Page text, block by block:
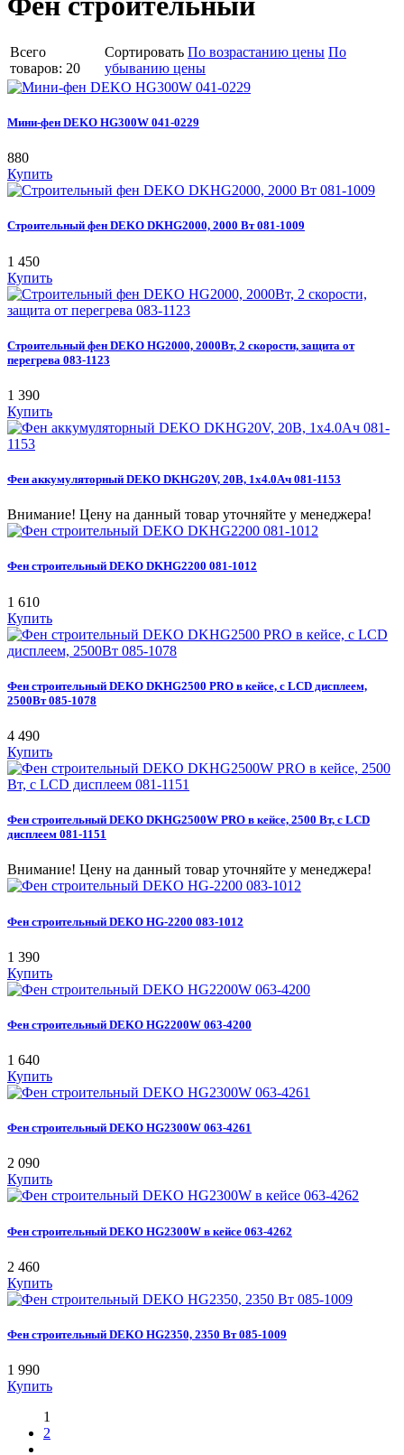
Всего
товаров: 20
Сортировать По возрастанию цены По
убыванию цены
Мини-фен DEKO HG300W 041-0229
880
Купить
Строительный фен DEKO DKHG2000, 2000 Вт 081-1009
1 450
Купить
Строительный фен DEKO HG2000, 2000Вт, 2 скорости, защита от
перегрева 083-1123
1 390
Купить
Фен аккумуляторный DEKO DKHG20V, 20В, 1x4.0Ач 081-1153
Внимание! Цену на данный товар уточняйте у менеджера!
Фен строительный DEKO DKHG2200 081-1012
1 610
Купить
Фен строительный DEKO DKHG2500 PRO в кейсе, с LCD дисплеем,
2500Вт 085-1078
4 490
Купить
Фен строительный DEKO DKHG2500W PRO в кейсе, 2500 Вт, с LCD
дисплеем 081-1151
Внимание! Цену на данный товар уточняйте у менеджера!
Фен строительный DEKO HG-2200 083-1012
1 390
Купить
Фен строительный DEKO HG2200W 063-4200
1 640
Купить
Фен строительный DEKO HG2300W 063-4261
2 090
Купить
Фен строительный DEKO HG2300W в кейсе 063-4262
2 460
Купить
Фен строительный DEKO HG2350, 2350 Вт 085-1009
1 990
Купить
1
2